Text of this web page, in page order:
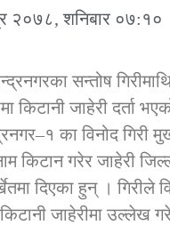
डिभिजन कार्यालय जुम्लाको
२०७८, शनिबार ०७:१०
सन्तोष
किटानी जाहेरी दर्ता
का विनोद गिरी
किटान गरेर जाहेरी
दिएका हुन् । गिरीले
जाहेरीमा उल्लेख